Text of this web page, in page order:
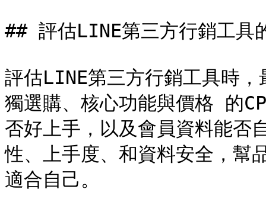
## 評估LINE第三方行銷工具
評估LINE第三方行銷工具時
獨選購、核心功能與價格 的
否好上手，以及會員資料能
性、上手度、和資料安全，幫
適合自己。